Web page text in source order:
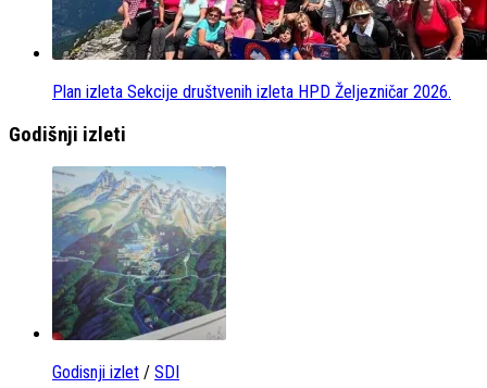
Plan izleta Sekcije društvenih izleta HPD Željezničar 2026.
Godišnji izleti
Godisnji izlet / SDI